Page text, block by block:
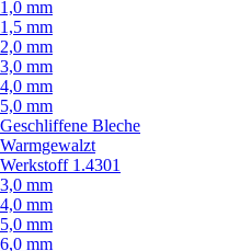
1,0 mm
1,5 mm
2,0 mm
3,0 mm
4,0 mm
5,0 mm
Geschliffene Bleche
Warmgewalzt
Werkstoff 1.4301
3,0 mm
4,0 mm
5,0 mm
6,0 mm